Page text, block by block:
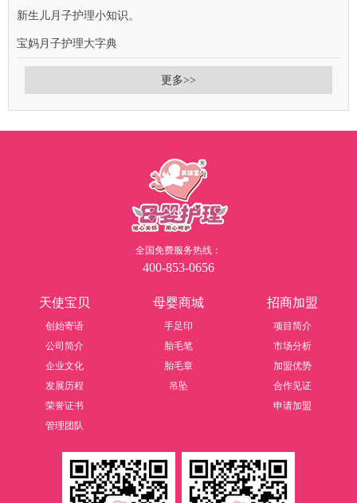
新生儿月子护理小知识。
宝妈月子护理大字典
更多>>
全国免费服务热线：
400-853-0656
天使宝贝
创始寄语
公司简介
企业文化
发展历程
荣誉证书
管理团队
母婴商城
手足印
胎毛笔
胎毛章
吊坠
招商加盟
项目简介
市场分析
加盟优势
合作见证
申请加盟